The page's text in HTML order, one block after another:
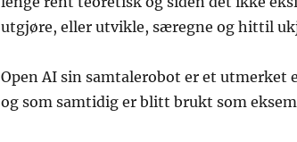
utgjøre, eller utvikle, særegne og hittil
Open AI sin samtalerobot er et utmerket
og som samtidig er blitt brukt som